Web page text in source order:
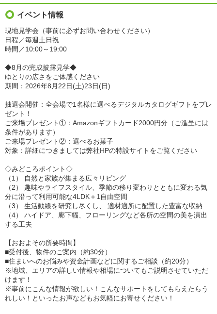
イベント情報
現地見学会（事前に必ずお問い合わせください）
日程／毎週土日祝
時間／10:00～19:00
◆8月の完成披露見学◆
ゆとりの広さをご体感ください
期間：2026年8月22日(土)23日(日)
抽選会開催：全会場で1名様に選べるデジタルカタログギフトをプレ
ゼント！
ご来場プレゼント①：Amazonギフトカード2000円分（ご進呈には
条件があります）
ご来場プレゼント②：選べるお菓子
対象：詳細につきましては弊社HPの特設サイトをご覧ください
◇みどころポイント◇
（1） 自然と家族が集まる広々リビング
（2） 趣味やライフスタイル、季節の移り変わりとともに変わる気
分に沿って利用可能な4LDK＋1自由空間
（3） 生活動線を研究し尽くし、 適材適所に配置した豊富な収納
（4） ハイドア、廊下幅、フローリングなど各所の空間の美を演出
する工夫
【おおよその所要時間】
■受付後、物件のご案内（約30分）
■住まいへのお悩みや資金計画などに関するご相談（約20分）
※地域、エリアの詳しい情報や相場についてもご説明させていただ
けます！
※事前にこんな情報が欲しい！こんなサポートをしてもらえたらう
れしい！といったお声などもお気軽にお寄せください！